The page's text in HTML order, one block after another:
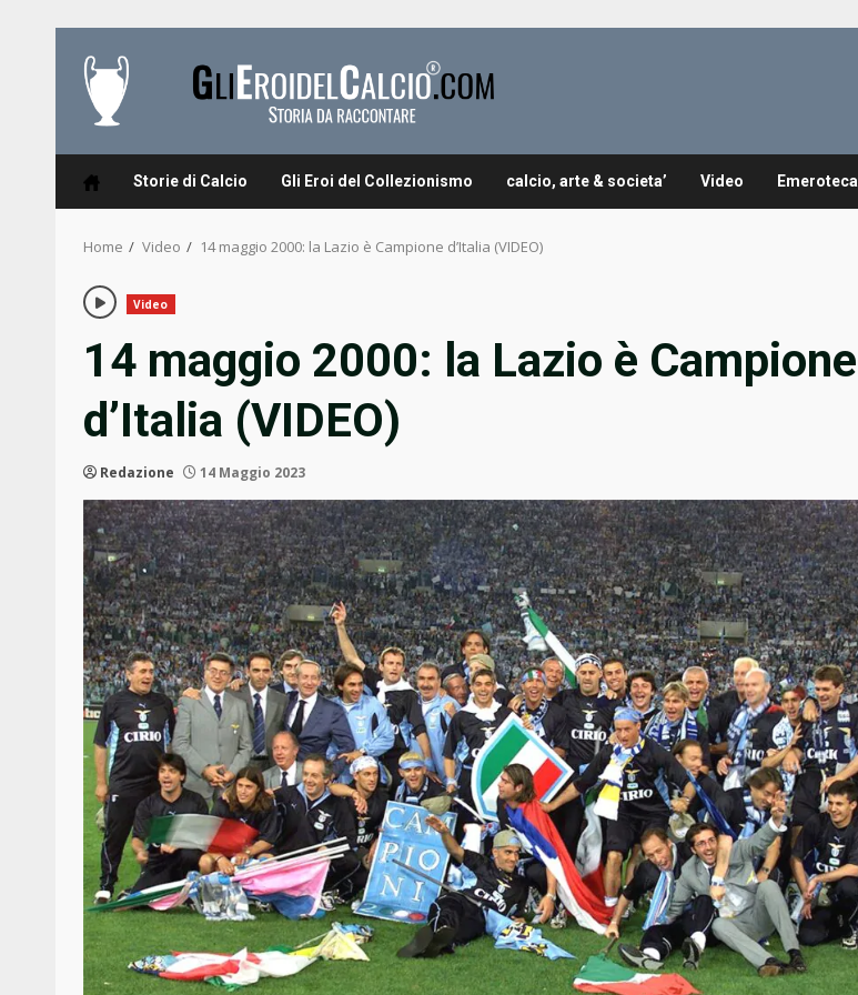
content
Storie di Calcio Gli Eroi del Collezionismo calcio, arte & societa’ Video Emeroteca
Home Video 14 maggio 2000: la Lazio è Campione d’Italia (VIDEO)
Video
14 maggio 2000: la Lazio è Campione
d’Italia (VIDEO)
Redazione 14 Maggio 2023